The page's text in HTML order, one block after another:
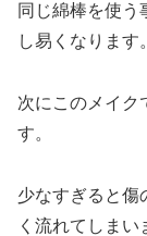
同じ綿棒を使う
し易くなります。
次にこのメイク
す。
少なすぎると傷
く流れてしまい